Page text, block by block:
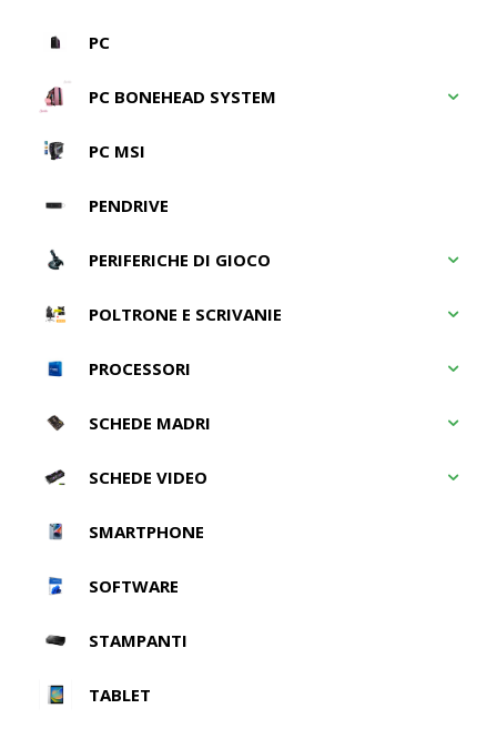
PC
PC BONEHEAD SYSTEM
PC MSI
PENDRIVE
PERIFERICHE DI GIOCO
POLTRONE E SCRIVANIE
PROCESSORI
SCHEDE MADRI
SCHEDE VIDEO
SMARTPHONE
SOFTWARE
STAMPANTI
TABLET